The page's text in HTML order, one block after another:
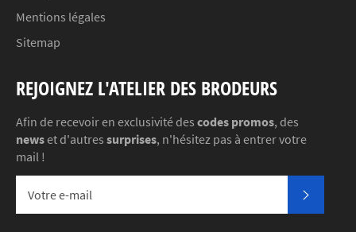
Mentions légales
Sitemap
REJOIGNEZ L'ATELIER DES BRODEURS
Afin de recevoir en exclusivité des codes promos, des
newset d'autres surprises, n'hésitez pas à entrer votre
mail !